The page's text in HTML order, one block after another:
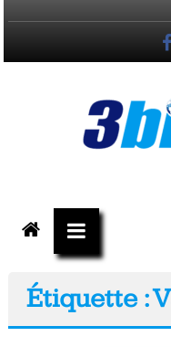
votre
magazine
Vélo,
Gravel
Étiquette :